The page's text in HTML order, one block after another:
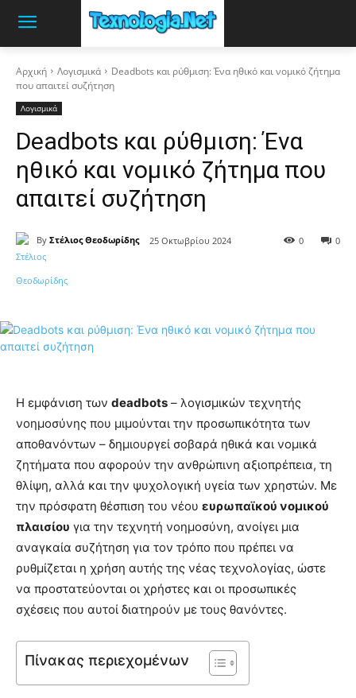
Αρχική Λογισμικά
Deadbots και ρύθμιση: Ένα ηθικό και νομικό ζήτημα
που απαιτεί συζήτηση
Λογισμικά
Deadbots και ρύθμιση: Ένα
ηθικό και νομικό ζήτημα που
απαιτεί συζήτηση
By Στέλιος Θεοδωρίδης 25 Οκτωβρίου 2024 0
0
Η εμφάνιση των deadbots – λογισμικών τεχνητής
νοημοσύνης που μιμούνται την προσωπικότητα των
αποθανόντων – δημιουργεί σοβαρά ηθικά και νομικά
ζητήματα που αφορούν την ανθρώπινη αξιοπρέπεια, τη
θλίψη, αλλά και την ψυχολογική υγεία των χρηστών. Με
την πρόσφατη θέσπιση του νέου ευρωπαϊκού νομικού
πλαισίου για την τεχνητή νοημοσύνη, ανοίγει μια
αναγκαία συζήτηση για τον τρόπο που πρέπει να
ρυθμίζεται η χρήση αυτής της νέας τεχνολογίας, ώστε
να προστατεύονται οι χρήστες και οι προσωπικές
σχέσεις που αυτοί διατηρούν με τους θανόντες.
Πίνακας περιεχομένων